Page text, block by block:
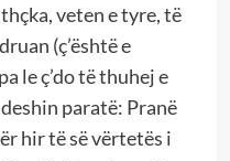
veten e tyre, të
(ç’është e
le ç’do të thuhej e
paratë: Pranë
hir të së vërtetës i